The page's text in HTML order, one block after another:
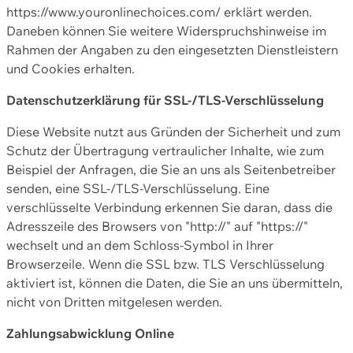
https://www.youronlinechoices.com/ erklärt werden.
Daneben können Sie weitere Widerspruchshinweise im
Rahmen der Angaben zu den eingesetzten Dienstleistern
und Cookies erhalten.
Datenschutzerklärung für SSL-/TLS-Verschlüsselung
Diese Website nutzt aus Gründen der Sicherheit und zum
Schutz der Übertragung vertraulicher Inhalte, wie zum
Beispiel der Anfragen, die Sie an uns als Seitenbetreiber
senden, eine SSL-/TLS-Verschlüsselung. Eine
verschlüsselte Verbindung erkennen Sie daran, dass die
Adresszeile des Browsers von "http://" auf "https://"
wechselt und an dem Schloss-Symbol in Ihrer
Browserzeile. Wenn die SSL bzw. TLS Verschlüsselung
aktiviert ist, können die Daten, die Sie an uns übermitteln,
nicht von Dritten mitgelesen werden.
Zahlungsabwicklung Online